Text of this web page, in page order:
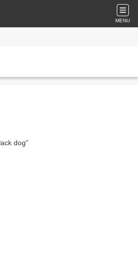
MENU